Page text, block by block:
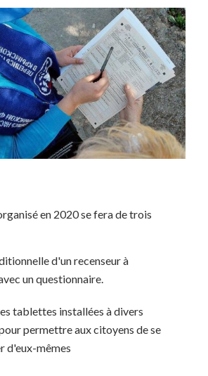
en 2020 se fera de trois
d'un recenseur à
un questionnaire.
tablettes installées à divers
permettre aux citoyens de se
d'eux-mêmes